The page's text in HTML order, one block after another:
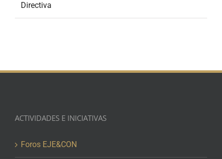
Directiva
ACTIVIDADES E INICIATIVAS
Foros EJE&CON